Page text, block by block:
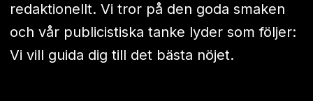
redaktionellt. Vi tror på den goda smaken
och vår publicistiska tanke lyder som följer:
Vi vill guida dig till det bästa nöjet.